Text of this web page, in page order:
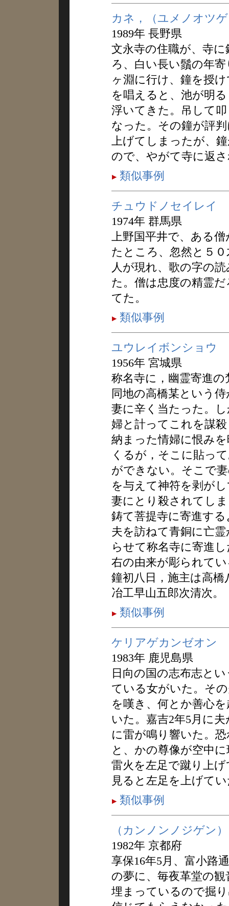
カネ，（ユメノオツ
1989年 長野県
文永寺の住職が、寺
ろ、白い長い鬚の年
ヶ淵に行け、鐘を授
を唱えると、池が明
浮いてきた。吊して
なった。その鐘が評
上げてしまったが、
ので、やがて寺に返
類似事例
チュウドノセイレイ
1974年 群馬県
上野国平井で、ある
たところ、忽然と５
人が現れ、歌の字の
た。僧は忠度の精霊
てた。
類似事例
ユウレイボンショウ
1956年 宮城県
称名寺に，幽霊寄進
同地の高橋某という
妻に辛く当たった。
婦と計ってこれを謀
納まった情婦に恨み
くるが，そこに貼っ
ができない。そこで
を与えて神符を剥が
妻にとり殺されてし
鋳て菩提寺に寄進す
夫を訪ねて青銅に亡
らせて称名寺に寄進
右の由来が彫られて
鐘初八日，施主は高橋
冶工早山五郎次清次。
類似事例
ケリアゲカンゼオン
1983年 鹿児島県
日向の国の志布志と
ている女がいた。そ
を嘆き、何とか善心
いた。嘉吉2年5月に
に雷が鳴り響いた。
と、かの尊像が空中
雷火を左足で蹴り上
見ると左足を上げて
類似事例
（カンノンノジゲン）
1982年 京都府
享保16年5月、富小路
の夢に、毎夜革堂の
埋まっているので掘